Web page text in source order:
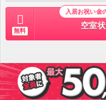
無料
入居お祝い金
空室